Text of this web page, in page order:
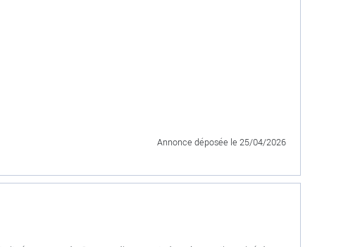
Annonce déposée le 25/04/2026